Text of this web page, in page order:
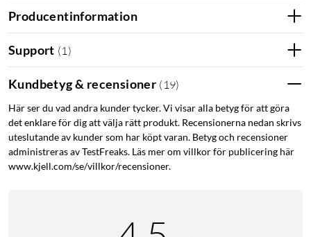
Den svarta färgen på kabeln passar bra på träd och smälter in i
bakgrunden eftersom den inte stör optiken. Den 10 meter
långa slingan har totalt 100 LED-lampor som sitter monterade
på 10 centimeters avstånd från varandra. Slingan kan
användas både inomhus och utomhus.
Stöd för röstassistenter
Producentinformation
Support (1 )
Kundbetyg & recensioner ( 19)
Här ser du vad andra kunder tycker. Vi visar alla betyg för att göra
det enklare för dig att välja rätt produkt. Recensionerna nedan skrivs
uteslutande av kunder som har köpt varan. Betyg och recensioner
administreras av TestFreaks. Läs mer om villkor för publicering här
www.kjell.com/se/villkor/recensioner.